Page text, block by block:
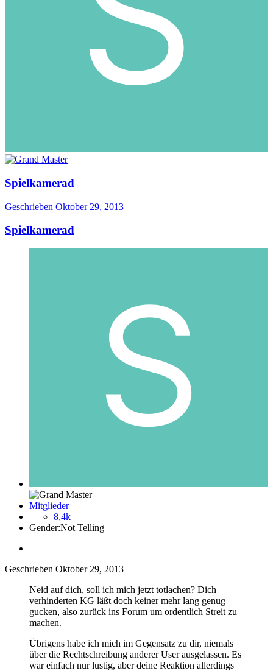
Spielkamerad
Geschrieben Oktober 29, 2013
Spielkamerad
Mitglieder
8,4k
Gender:Not Telling
Geschrieben Oktober 29, 2013
Neid auf dich, soll ich mich jetzt totlachen? Dich
verhinderten KG läßt doch keiner mehr lang genug
gucken, also zurück ins Forum um ordentlich Streit zu
machen.
Übrigens habe ich mich im Gegensatz zu dir, niemals
über die Rechtschreibung anderer User ausgelassen. Es
war einfach nur lustig, aber deine Reaktion allerdings